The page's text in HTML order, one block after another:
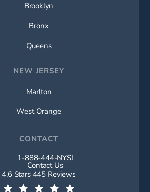
Brooklyn
Bronx
Queens
NEW JERSEY
Marlton
West Orange
CONTACT
Call New York Spine Institute on
1-888-444-NYSI
Contact Us
New York Spine Institute reviews:
4.6 Stars 445 Reviews